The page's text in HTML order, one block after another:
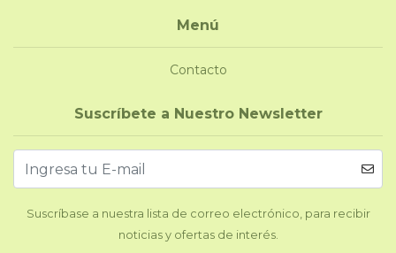
Menú
Contacto
Suscríbete a Nuestro Newsletter
Suscríbase a nuestra lista de correo electrónico, para recibir
noticias y ofertas de interés.